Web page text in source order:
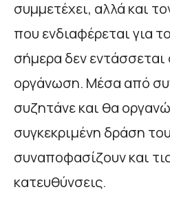
συμμετέχει, αλλά και
που ενδιαφέρεται για
σήμερα δεν εντάσσεται
οργάνωση. Μέσα από
συζητάνε και θα
συγκεκριμένη δράση
συναποφασίζουν και
κατευθύνσεις.